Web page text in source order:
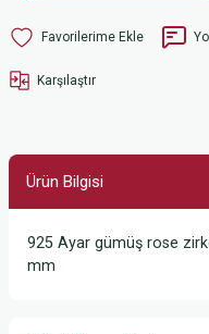
Karşılaştır
Ürün Bilgisi
925 Ayar gümüş rose
mm